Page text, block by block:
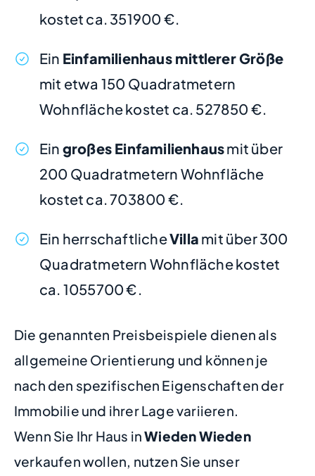
kostet ca. 351900 €.
Ein Einfamilienhaus mittlerer Größe
mit etwa 150 Quadratmetern
Wohnfläche kostet ca. 527850 €.
Ein großes Einfamilienhausmit über
200 Quadratmetern Wohnfläche
kostet ca. 703800 €.
Ein herrschaftlicheVilla mit über 300
Quadratmetern Wohnfläche kostet
ca. 1055700 €.
Die genannten Preisbeispiele dienen als
allgemeine Orientierung und können je
nach den spezifischen Eigenschaften der
Immobilie und ihrer Lage variieren.
Wenn Sie Ihr Haus inWieden Wieden
verkaufen wollen, nutzen Sie unser